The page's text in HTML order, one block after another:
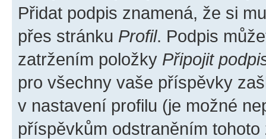
Přidat podpis znamená, že si
přes stránku Profil. Podpis
zatržením položky Připojit
pro všechny vaše příspěvky
v nastavení profilu (je možné
příspěvkům odstraněním